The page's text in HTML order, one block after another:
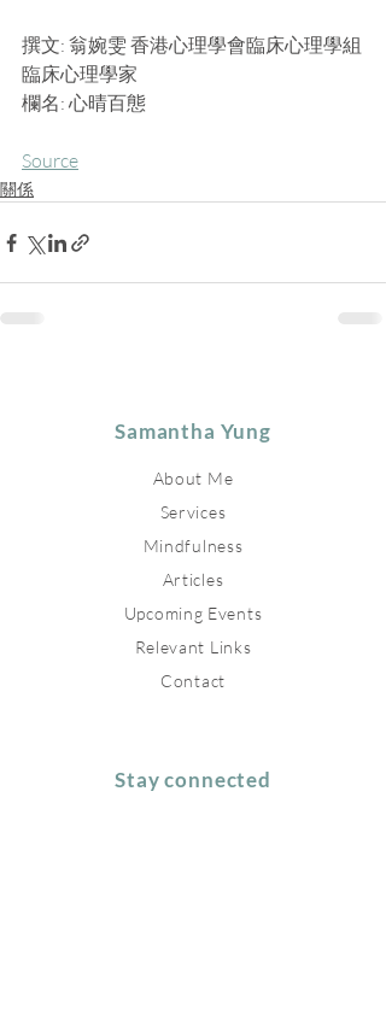
撰文: 翁婉雯 香港心理學會臨床心理學組
臨床心理學家
欄名: 心晴百態
Source
關係
Samantha Yung
About Me
Services
Mindfulness
Articles
Upcoming Events
Relevant Links
Contact
Stay connected